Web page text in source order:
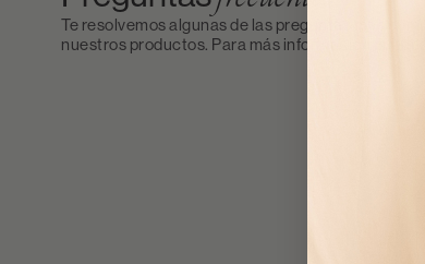
Te resolvemos algunas de las preguntas más
nuestros productos. Para más información